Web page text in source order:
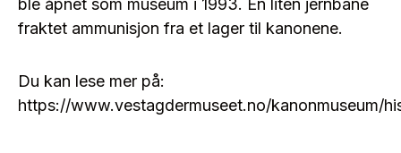
ble åpnet som museum i 1993. En liten jernbane
fraktet ammunisjon fra et lager til kanonene.
Du kan lese mer på:
https://www.vestagdermuseet.no/kanonmuseum/